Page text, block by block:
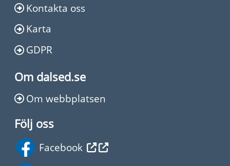
Kontakta oss
Karta
GDPR
Om dalsed.se
Om webbplatsen
Följ oss
Facebook